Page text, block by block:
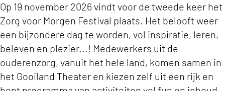
Op 19 november 2026 vindt voor de tweede keer het
Zorg voor Morgen Festival plaats. Het belooft weer
een bijzondere dag te worden, vol inspiratie, leren,
beleven en plezier...! Medewerkers uit de
ouderenzorg, vanuit het hele land, komen samen in
het Gooiland Theater en kiezen zelf uit een rijk en